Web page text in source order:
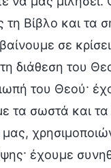
Βίβλο και τα
σε
διάθεση του
του Θεού·
τα σωστά και
έχουμε